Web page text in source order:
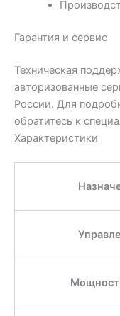
Гарантия и сервис
Техническая
авторизованные
России. Для
обратитесь к
Характеристики